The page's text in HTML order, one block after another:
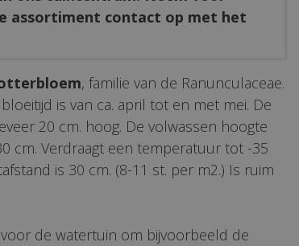
assortiment contact op met het
, familie van de Ranunculaceae.
is van ca. april tot en met mei. De
20 cm. hoog. De volwassen hoogte
cm. Verdraagt een temperatuur tot -35
is 30 cm. (8-11 st. per m2.) Is ruim
de watertuin om bijvoorbeeld de